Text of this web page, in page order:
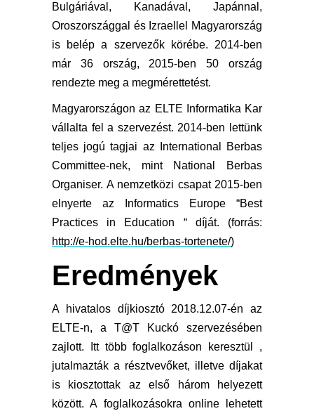
Bulgáriával, Kanadával, Japánnal,
Oroszországgal és Izraellel Magyarország
is belép a szervezők körébe. 2014-ben
már 36 ország, 2015-ben 50 ország
rendezte meg a megmérettetést.
Magyarországon az ELTE Informatika Kar
vállalta fel a szervezést. 2014-ben lettünk
teljes jogú tagjai az International Berbas
Committee-nek, mint National Berbas
Organiser. A nemzetközi csapat 2015-ben
elnyerte az Informatics Europe “Best
Practices in Education “ díját. (forrás:
http://e-hod.elte.hu/berbas-tortenete/)
Eredmények
A hivatalos díjkiosztó 2018.12.07-én az
ELTE-n, a T@T Kuckó szervezésében
zajlott. Itt több foglalkozáson keresztül ,
jutalmazták a résztvevőket, illetve díjakat
is kiosztottak az első három helyezett
között. A foglalkozásokra online lehetett